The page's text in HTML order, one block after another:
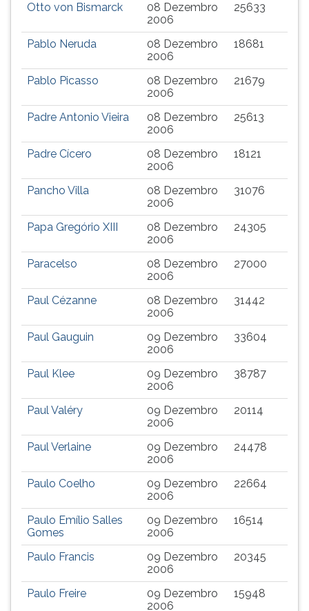
Otto von Bismarck
08 Dezembro
2006
25633
Pablo Neruda
08 Dezembro
2006
18681
Pablo Picasso
08 Dezembro
2006
21679
Padre Antonio Vieira
08 Dezembro
2006
25613
Padre Cícero
08 Dezembro
2006
18121
Pancho Villa
08 Dezembro
2006
31076
Papa Gregório XIII
08 Dezembro
2006
24305
Paracelso
08 Dezembro
2006
27000
Paul Cézanne
08 Dezembro
2006
31442
Paul Gauguin
09 Dezembro
2006
33604
Paul Klee
09 Dezembro
2006
38787
Paul Valéry
09 Dezembro
2006
20114
Paul Verlaine
09 Dezembro
2006
24478
Paulo Coelho
09 Dezembro
2006
22664
Paulo Emílio Salles
Gomes
09 Dezembro
2006
16514
Paulo Francis
09 Dezembro
2006
20345
Paulo Freire
09 Dezembro
2006
15948